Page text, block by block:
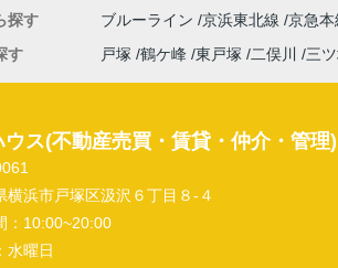
探す
ブルーライン 京浜東北線 京急本
す
戸塚 鶴ケ峰 東戸塚 二俣川 三
ウス(不動産売買・賃貸・仲介・管理)
横浜市戸塚区汲沢６丁目８-４
10:00~20:00
水曜日